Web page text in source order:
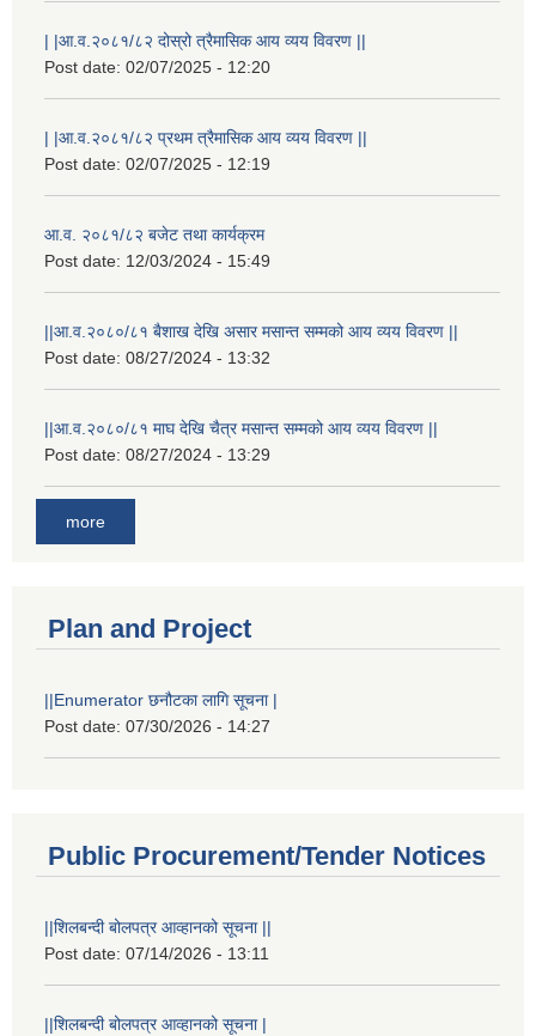
| |आ.व.२०८१/८२ दोस्रो त्रैमासिक आय व्यय विवरण ||
Post date: 02/07/2025 - 12:20
| |आ.व.२०८१/८२ प्रथम त्रैमासिक आय व्यय विवरण ||
Post date: 02/07/2025 - 12:19
आ.व. २०८१/८२ बजेट तथा कार्यक्रम
Post date: 12/03/2024 - 15:49
||आ.व.२०८०/८१ बैशाख देखि असार मसान्त सम्मको आय व्यय विवरण ||
Post date: 08/27/2024 - 13:32
||आ.व.२०८०/८१ माघ देखि चैत्र मसान्त सम्मको आय व्यय विवरण ||
Post date: 08/27/2024 - 13:29
more
Plan and Project
||Enumerator छनौटका लागि सूचना |
Post date: 07/30/2026 - 14:27
Public Procurement/Tender Notices
||शिलबन्दी बोलपत्र आव्हानको सूचना ||
Post date: 07/14/2026 - 13:11
||शिलबन्दी बोलपत्र आव्हानको सूचना |